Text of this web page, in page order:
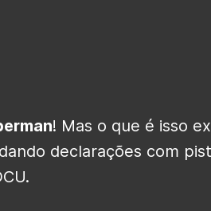
! Mas o que é isso
declarações com